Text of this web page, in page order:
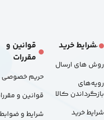
َشرایط خرید
روش های ارسال
رویه‌های
بازگرداندن کالا
شرایط خرید
قوانین و
مقررات
حریم خصوصی
قوانین و
شرایط و ضوابط